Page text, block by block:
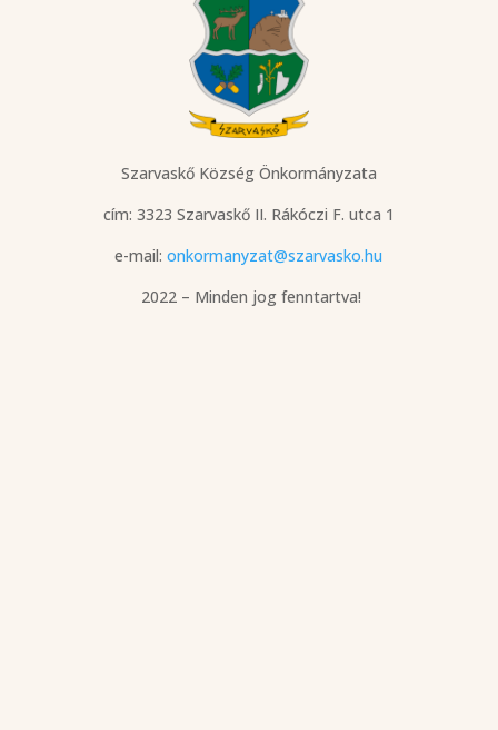
Szarvaskő Község Önkormányzata
cím: 3323 Szarvaskő II. Rákóczi F. utca 1
e-mail:onkormanyzat@szarvasko.hu
2022 – Minden jog fenntartva!